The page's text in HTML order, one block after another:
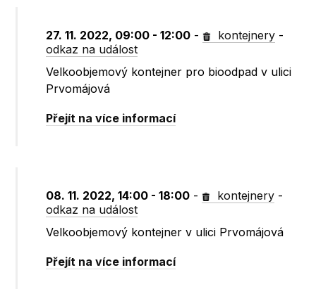
27. 11. 2022, 09:00 - 12:00 - kontejnery -
odkaz na událost
Velkoobjemový kontejner pro bioodpad v ulici
Prvomájová
Přejít na více informací
08. 11. 2022, 14:00 - 18:00 - kontejnery -
odkaz na událost
Velkoobjemový kontejner v ulici Prvomájová
Přejít na více informací